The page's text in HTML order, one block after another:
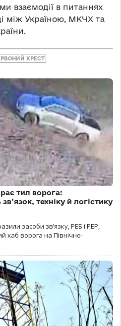
взаємодії в питаннях
між Україною, МКЧХ та
ХРЕСТ
тил ворога:
техніку й логістику
засоби зв’язку, РЕБ і РЕР,
хаб ворога на Північно-